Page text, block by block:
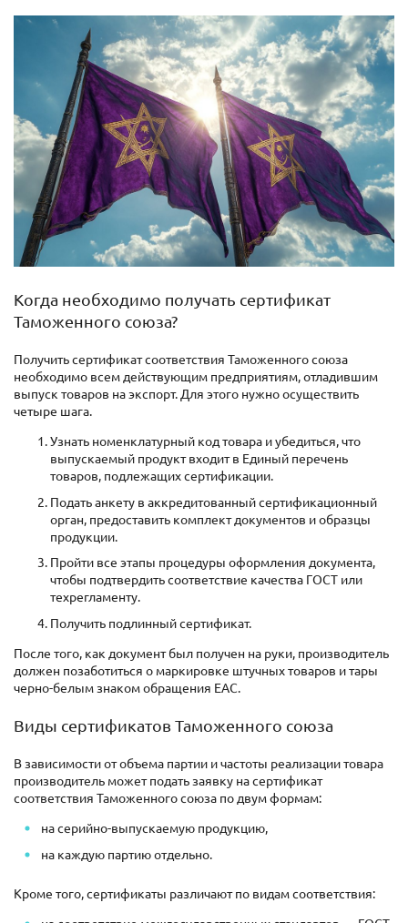
Когда необходимо получать сертификат
Таможенного союза?
Получить сертификат соответствия Таможенного союза
необходимо всем действующим предприятиям, отладившим
выпуск товаров на экспорт. Для этого нужно осуществить
четыре шага.
Узнать номенклатурный код товара и убедиться, что
выпускаемый продукт входит в Единый перечень
товаров, подлежащих сертификации.
Подать анкету в аккредитованный сертификационный
орган, предоставить комплект документов и образцы
продукции.
Пройти все этапы процедуры оформления документа,
чтобы подтвердить соответствие качества ГОСТ или
техрегламенту.
Получить подлинный сертификат.
После того, как документ был получен на руки, производитель
должен позаботиться о маркировке штучных товаров и тары
черно-белым знаком обращения EAC.
Виды сертификатов Таможенного союза
В зависимости от объема партии и частоты реализации товара
производитель может подать заявку на сертификат
соответствия Таможенного союза по двум формам:
на серийно-выпускаемую продукцию,
на каждую партию отдельно.
Кроме того, сертификаты различают по видам соответствия: